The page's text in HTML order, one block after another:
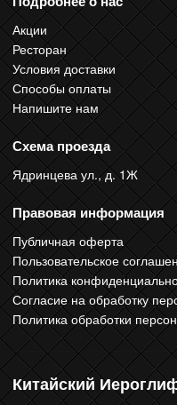
Акции
Ресторан
Условия доставки
Способы оплаты
Напишите нам
Схема проезда
Ядринцева ул., д. 1Ж
Правовая информация
Публичная оферта
Пользовательское
Политика
Согласие на обработку
Политика обработки
Китайский